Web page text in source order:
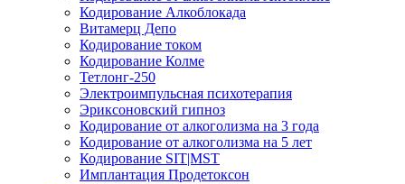
Кодирование Алкоблокада
Витамерц Депо
Кодирование током
Кодирование Колме
Тетлонг-250
Электроимпульсная психотерапия
Эриксоновский гипноз
Кодирование от алкоголизма на 3 года
Кодирование от алкоголизма на 5 лет
Кодирование SIT|MST
Имплантация Продетоксон